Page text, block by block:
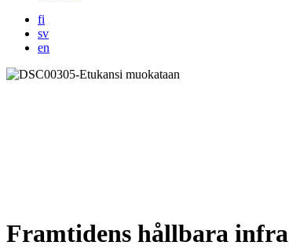
fi
sv
en
Framtidens hållbara infra